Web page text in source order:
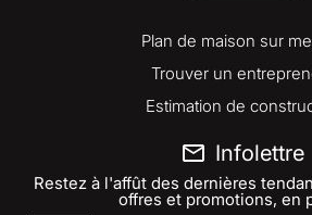
Plan de maison sur
Trouver un
Estimation de
Infolettre
Restez à l'affût des dernières
offres et promotions, en